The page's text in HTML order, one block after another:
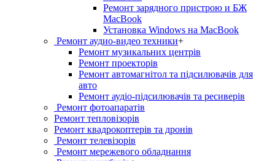
Ремонт зарядного пристрою и БЖ
MacBook
Установка Windows на MacBook
Ремонт аудио-видео техники+
Ремонт музикальних центрів
Ремонт проекторів
Ремонт автомагнітол та підсилювачів для
авто
Ремонт аудіо-підсилювачів та ресиверів
Ремонт фотоапаратів
Ремонт тепловізорів
Ремонт квадрокоптерів та дронів
Ремонт телевізорів
Ремонт мережевого обладнання